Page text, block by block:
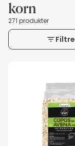
korn
271 produkter
Filtre